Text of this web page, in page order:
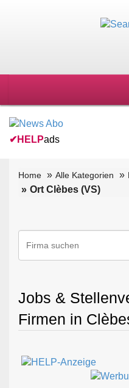
✔ HELPads
Home Alle Kategorien
Ort Clèbes (VS)
Jobs &
Firmen in